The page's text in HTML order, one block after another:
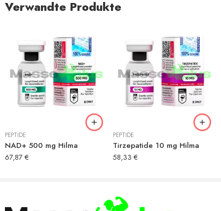
Verwandte Produkte
PEPTIDE
NAD+ 500 mg Hilma
67,87 €
PEPTIDE
Tirzepatide 10 mg Hilma
58,33 €